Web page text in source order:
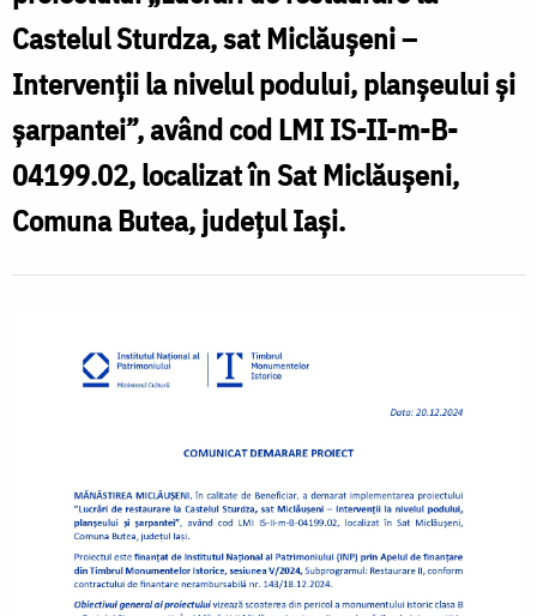
Castelul
Sturdza,
sat
Miclăușeni”
Castelul Sturdza, sat Miclăușeni –
Intervenții la nivelul podului, planșeului și
șarpantei”, având cod LMI IS-II-m-B-
04199.02, localizat în Sat Miclăușeni,
Comuna Butea, județul Iași.